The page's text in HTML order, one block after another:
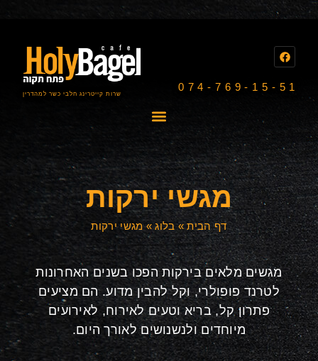
074-769-15-51
שרות קייטרינג חלבי כשר למהדרין
מגשי ירקות
דף הבית»בלוג»מגשי ירקות
מגשים מלאים בירקות הפכו בשנים האחרונות
לטרנד פופולרי, וקל להבין מדוע. הם מציעים
פתרון קל, בריא וטעים לאירוח, לאירועים
מיוחדים ולנשנושים לאורך היום.